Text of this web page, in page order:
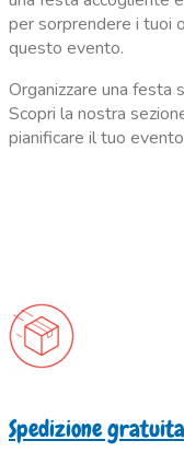
per sorprendere i tuoi
questo evento.
Organizzare una festa
Scopri la nostra
pianificare il tuo
Spedizione